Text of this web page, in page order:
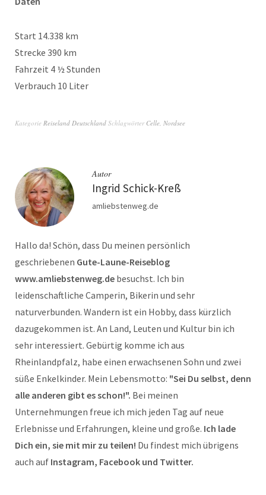
Start 14.338 km
Strecke 390 km
Fahrzeit 4 ½ Stunden
Verbrauch 10 Liter
Kategorie Reiseland Deutschland Schlagwörter Celle, Nordsee
Autor
Ingrid Schick-Kreß
amliebstenweg.de
Hallo da! Schön, dass Du meinen persönlich
geschriebenen Gute-Laune-Reiseblog
www.amliebstenweg.de besuchst. Ich bin
leidenschaftliche Camperin, Bikerin und sehr
naturverbunden. Wandern ist ein Hobby, dass kürzlich
dazugekommen ist. An Land, Leuten und Kultur bin ich
sehr interessiert. Gebürtig komme ich aus
Rheinlandpfalz, habe einen erwachsenen Sohn und zwei
süße Enkelkinder. Mein Lebensmotto: "Sei Du selbst, denn
alle anderen gibt es schon!". Bei meinen
Unternehmungen freue ich mich jeden Tag auf neue
Erlebnisse und Erfahrungen, kleine und große. Ich lade
Dich ein, sie mit mir zu teilen! Du findest mich übrigens
auch auf Instagram, Facebook und Twitter.